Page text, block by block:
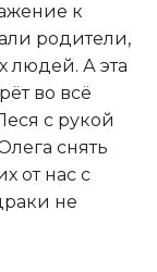
к
родители,
людей. А эта
во всё
с рукой
снять
от нас с
не